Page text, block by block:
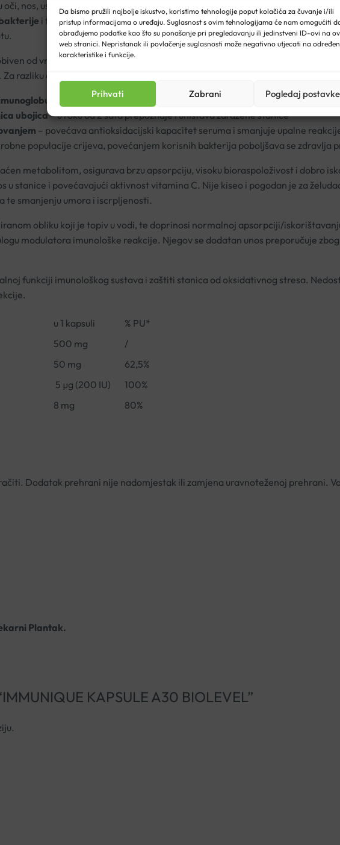
Da bismo pružili najbolje iskustvo, koristimo tehnologije poput kolačića za čuvanje i/ili
pristup informacijama o uređaju. Suglasnost s ovim tehnologijama će nam omogućiti
obrađujemo podatke kao što su ponašanje pri pregledavanju ili jedinstveni ID-ovi na
web stranici. Nepristanak ili povlačenje suglasnosti može negativno utjecati na
karakteristike i funkcije.
Prihvati Zabrani Pogledaj postavke
nos, usta i crijeva, a istovremeno aktivira prirodne stanice ubojice koje
i tako poboljšava zdravlje probavnog sustava.Stroga klinička
od vrste Saccharomyces cerevisiae, a njegov složen sastav uključuje
razliku od kratkoročne imunološke podrške, EpiCor® uspostavlja snažan
A
(sIgA) u slini – štiti izložena tkiva
ubojica– u roku od 2 sata prepoznaje i uništava zaražene stanice
– povećava antioksidacijski kapacitet seruma i smanjuje upalne
populacije crijeva, povećanjem korisnih bakterija poboljšava se zdravlja
metabolitom, osigurava brzu apsorpciju, visoku bioraspoloživost i dobro
u stanice i povećavajući aktivnost vitamina C. Nije kiseo i pogodan je za
te smanjenju umora i iscrpljenosti.
obliku koji je topiv u vodi, te doprinosi normalnoj apsorpciji/
modulatora imunološke reakcije. Njegov se dodatan unos preporučuje
funkciji imunološkog sustava i zaštiti stanica od oksidativnog stresa.
u 1 kapsuli
% PU*
500 mg
/
50 mg
62,5%
5 µg (200 IU)
100%
8 mg 80%
Dodatak prehrani nije nadomjestak ili zamjena uravnoteženoj prehrani.
Plantak.
KAPSULE A30 BIOLEVEL”